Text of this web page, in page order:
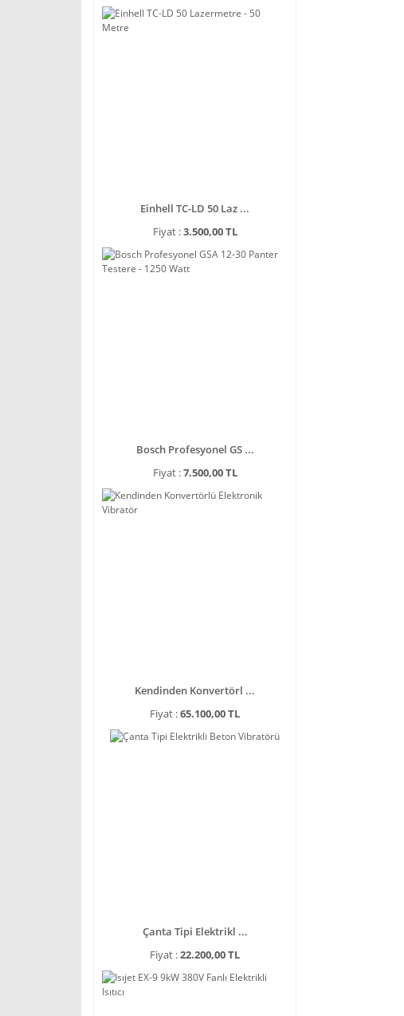
Einhell TC-LD 50 Laz ...
Fiyat :3.500,00 TL
Bosch Profesyonel GS ...
Fiyat :7.500,00 TL
Kendinden Konvertörl ...
Fiyat :65.100,00 TL
Çanta Tipi Elektrikl ...
Fiyat :22.200,00 TL